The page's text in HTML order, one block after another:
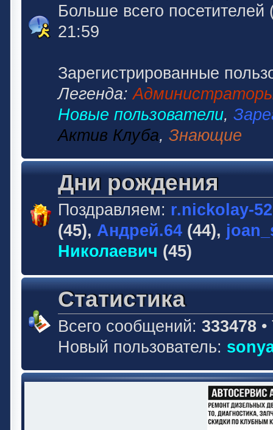
Больше всего посетителей
21:59
Зарегистрированные
Легенда:
Новые пользователи,
Актив Клуба, Знающие
Дни рождения
Поздравляем: r.nickolay-
(45), Андрей.64 (44),
Николаевич (45)
Статистика
Всего сообщений: 333478
Новый пользователь: